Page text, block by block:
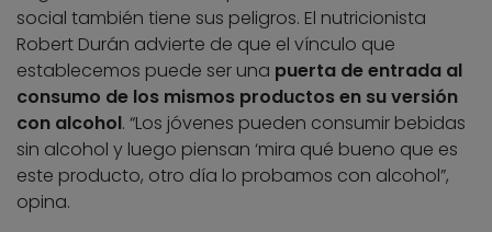
social también tiene sus peligros. El nutricionista
Robert Durán advierte de que el vínculo que
establecemos puede ser una puerta de entrada al
consumo de los mismos productos en su versión
con alcohol. “Los jóvenes pueden consumir bebidas
sin alcohol y luego piensan ‘mira qué bueno que es
este producto, otro día lo probamos con alcohol”,
opina.